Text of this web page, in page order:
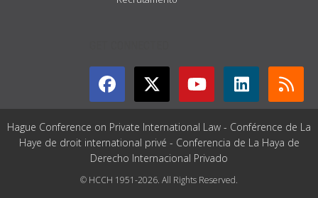
Hague Conference on Private International Law - Conférence de La
Haye de droit international privé - Conferencia de La Haya de
Derecho Internacional Privado
© HCCH 1951-2026. All Rights Reserved.